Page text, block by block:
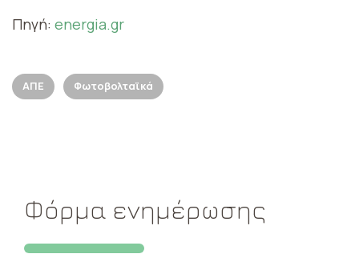
Πηγή: energia.gr
ΑΠΕ Φωτοβολταϊκά
Φόρμα ενημέρωσης